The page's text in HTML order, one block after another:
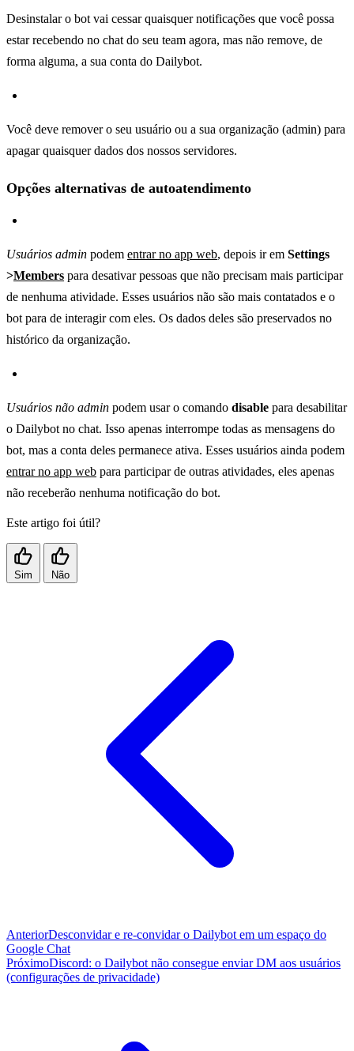
Desinstalar o bot vai cessar quaisquer notificações que você possa
estar recebendo no chat do seu team agora, mas não remove, de
forma alguma, a sua conta do Dailybot.
Você deve remover o seu usuário ou a sua organização (admin) para
apagar quaisquer dados dos nossos servidores.
Opções alternativas de autoatendimento
Usuários admin podem entrar no app web, depois ir em Settings
>Members para desativar pessoas que não precisam mais participar
de nenhuma atividade. Esses usuários não são mais contatados e o
bot para de interagir com eles. Os dados deles são preservados no
histórico da organização.
Usuários não admin podem usar o comando disable para desabilitar
o Dailybot no chat. Isso apenas interrompe todas as mensagens do
bot, mas a conta deles permanece ativa. Esses usuários ainda podem
entrar no app web para participar de outras atividades, eles apenas
não receberão nenhuma notificação do bot.
Este artigo foi útil?
Sim Não
AnteriorDesconvidar e re-convidar o Dailybot em um espaço do
Google Chat
PróximoDiscord: o Dailybot não consegue enviar DM aos usuários
(configurações de privacidade)